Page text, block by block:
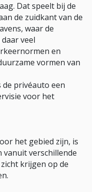
Dat speelt bij de
de zuidkant van de
waar de
veel
en
vormen van
privéauto een
voor het
het gebied zijn, is
vanuit verschillende
krijgen op de